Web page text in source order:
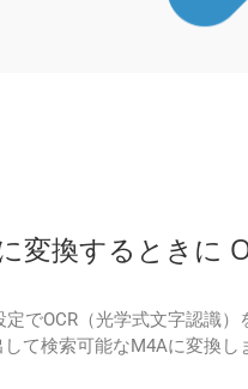
換するときに
でOCR（光学式文字認識）
て検索可能なM4Aに変換し